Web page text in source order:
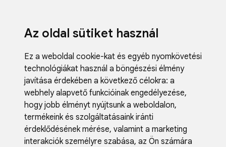
Az oldal sütiket használ
Ez a weboldal cookie-kat és egyéb nyomkövetési
technológiákat használ a böngészési élmény
javítása érdekében a következő célokra: a
webhely alapvető funkcióinak engedélyezése,
hogy jobb élményt nyújtsunk a weboldalon,
termékeink és szolgáltatásaink iránti
érdeklődésének mérése, valamint a marketing
interakciók személyre szabása, az Ön számára